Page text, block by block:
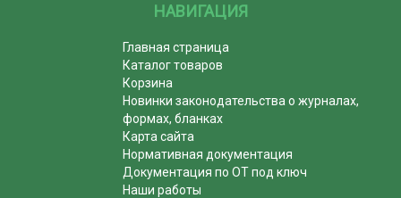
НАВИГАЦИЯ
Главная страница
Каталог товаров
Корзина
Новинки законодательства о журналах,
формах, бланках
Карта сайта
Нормативная документация
Документация по ОТ под ключ
Наши работы